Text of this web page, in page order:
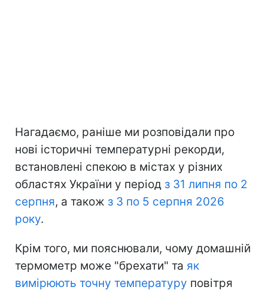
Нагадаємо, раніше ми розповідали про
нові історичні температурні рекорди,
встановлені спекою в містах у різних
областях України у період з 31 липня по 2
серпня, а також з 3 по 5 серпня 2026
року.
Крім того, ми пояснювали, чому домашній
термометр може "брехати" та як
вимірюють точну температуру повітря